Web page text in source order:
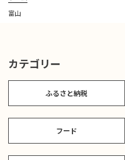
富山
カテゴリー
ふるさと納税
フード